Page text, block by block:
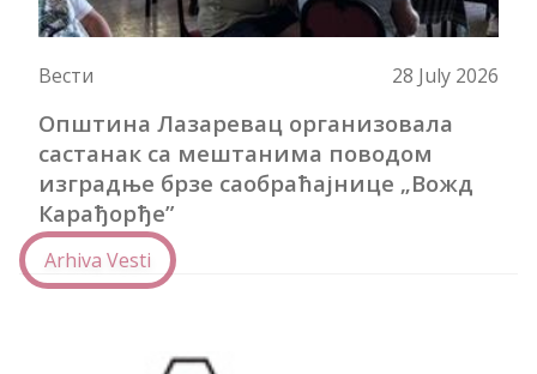
Вести 28 July 2026
Општина Лазаревац организовала
састанак са мештанима поводом
изградње брзе саобраћајнице „Вожд
Кaрађорђе”
Arhiva Vesti